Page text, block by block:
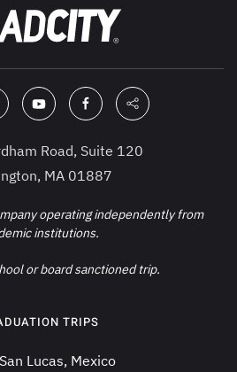
Road, Suite 120
MA 01887
operating independently from
institutions.
or board sanctioned trip.
TRIPS
Lucas, Mexico